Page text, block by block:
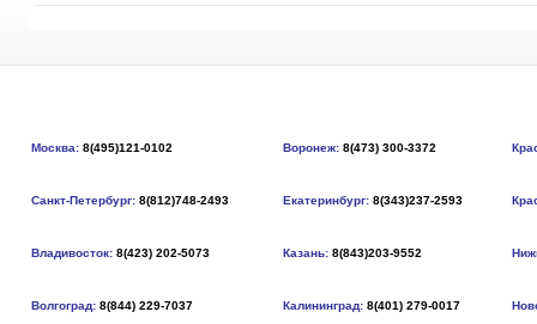
Москва: 8(495)121-0102 Воронеж: 8(473) 300-3372
Санкт-Петербург: 8(812)748-2493 Екатеринбург: 8(343)237-2593
Владивосток: 8(423) 202-5073 Казань: 8(843)203-9552
Волгоград: 8(844) 229-7037 Калининград: 8(401) 279-0017